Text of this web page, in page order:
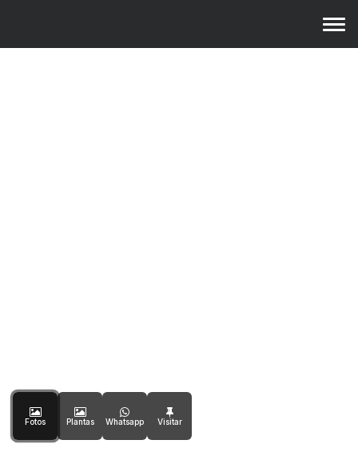
Fotos Plantas Whatsapp